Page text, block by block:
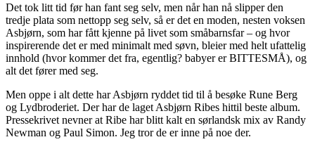
Det tok litt tid før han fant seg selv, men når han nå slipper den
tredje plata som nettopp seg selv, så er det en moden, nesten voksen
Asbjørn, som har fått kjenne på livet som småbarnsfar – og hvor
inspirerende det er med minimalt med søvn, bleier med helt ufattelig
innhold (hvor kommer det fra, egentlig? babyer er BITTESMÅ), og
alt det fører med seg.
Men oppe i alt dette har Asbjørn ryddet tid til å besøke Rune Berg
og Lydbroderiet. Der har de laget Asbjørn Ribes hittil beste album.
Pressekrivet nevner at Ribe har blitt kalt en sørlandsk mix av Randy
Newman og Paul Simon. Jeg tror de er inne på noe der.